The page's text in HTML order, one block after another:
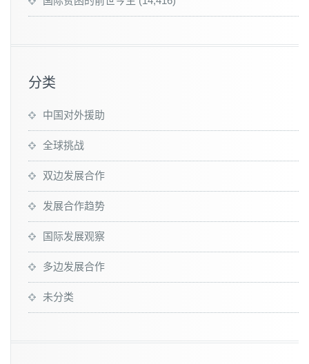
分类
中国对外援助
全球挑战
双边发展合作
发展合作趋势
国际发展观察
多边发展合作
未分类